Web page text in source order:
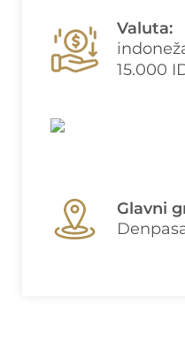
Valuta:
15.000
Glavni